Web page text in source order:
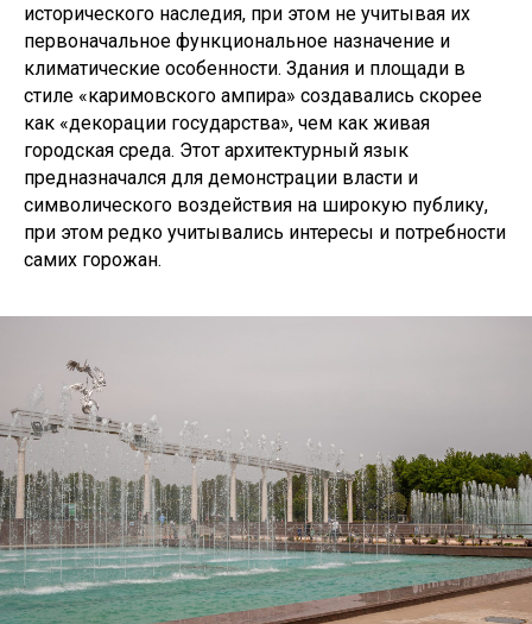
исторического наследия, при этом не учитывая их
первоначальное функциональное назначение и
климатические особенности. Здания и площади в
стиле «каримовского ампира» создавались скорее
как «декорации государства», чем как живая
городская среда. Этот архитектурный язык
предназначался для демонстрации власти и
символического воздействия на широкую публику,
при этом редко учитывались интересы и потребности
самих горожан.